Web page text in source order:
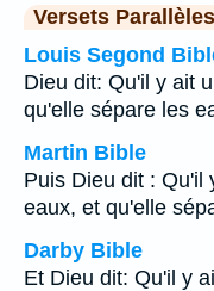
Versets Parallèles
Louis Segond
Dieu dit: Qu'il y ait
qu'elle sépare les
Martin Bible
Puis Dieu dit : Qu'il
eaux, et qu'elle
Darby Bible
Et Dieu dit: Qu'il y